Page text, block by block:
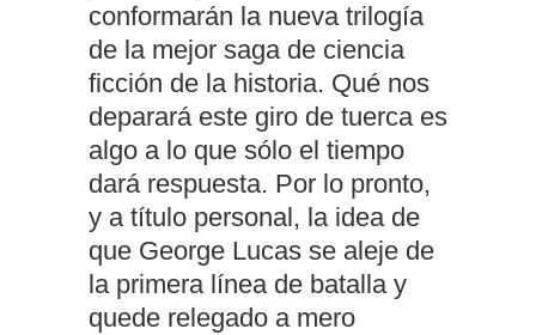
conformarán la nueva trilogía
de la mejor saga de ciencia
ficción de la historia. Qué nos
deparará este giro de tuerca es
algo a lo que sólo el tiempo
dará respuesta. Por lo pronto,
y a título personal, la idea de
que George Lucas se aleje de
la primera línea de batalla y
quede relegado a mero